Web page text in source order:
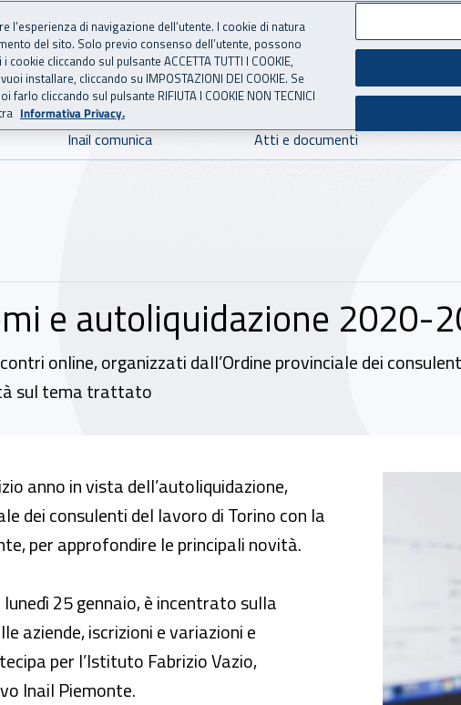
per l'Assicurazione
Inail comunica Atti e documenti
e autoliquidazione 2020-
online, organizzati dall’Ordine provinciale dei
sul tema trattato
autoliquidazione 2020-2021”
anno in vista dell’autoliquidazione,
dei consulenti del lavoro di Torino con la
per approfondire le principali novità.
25 gennaio, è incentrato sulla
aziende, iscrizioni e variazioni e
per l’Istituto Fabrizio Vazio,
Inail Piemonte.
di navigazione dell’utente. I cookie di natura
del sito. Solo previo consenso dell’utente, possono
cliccando sul pulsante ACCETTA TUTTI I COOKIE,
installare, cliccando su IMPOSTAZIONI DEI COOKIE. Se
cliccando sul pulsante RIFIUTA I COOKIE NON TECNICI
Informativa Privacy.